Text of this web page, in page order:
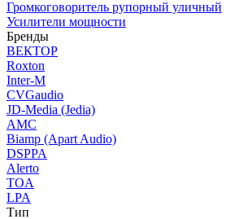
Громкоговоритель рупорный уличный
Усилители мощности
Бренды
ВЕКТОР
Roxton
Inter-M
CVGaudio
JD-Media (Jedia)
AMC
Biamp (Apart Audio)
DSPPA
Alerto
TOA
LPA
Тип